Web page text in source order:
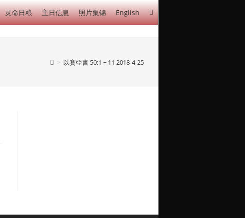
灵命日粮 主日信息 照片集锦 English
> 以賽亞書 50:1 ~ 11 2018-4-25